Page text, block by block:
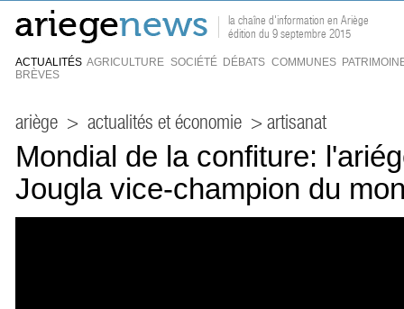
la chaîne d'information en Ariège
édition du 9 septembre 2015
ACTUALITÉS AGRICULTURE SOCIÉTÉ DÉBATS COMMUNES
BRÈVES
ariège > actualités et économie > artisanat
Mondial de la confiture:
Jougla vice-champion du